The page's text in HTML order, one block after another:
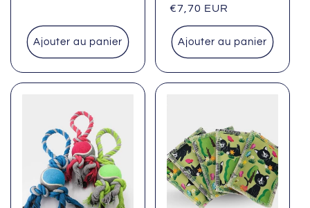
Ajouter au panier
Prix
habituel
€7,70 EUR
Ajouter au panier